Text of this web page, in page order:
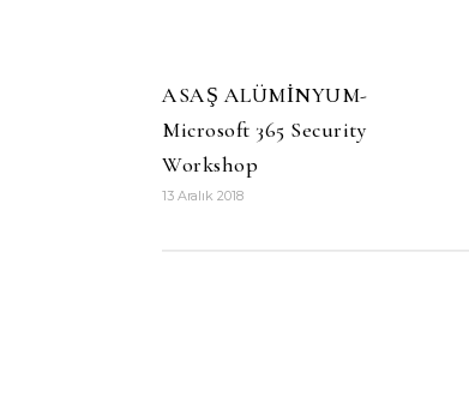
ASAŞ ALÜMİNYUM-
Microsoft 365 Security
Workshop
13 Aralık 2018